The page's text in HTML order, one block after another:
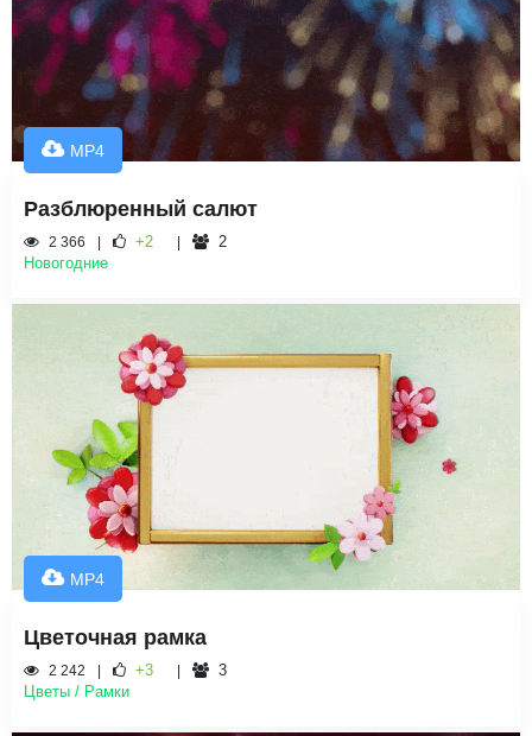
MP4
Разблюренный салют
2 366 +2
2
Новогодние
MP4
Цветочная рамка
2 242 +3
3
Цветы / Рамки